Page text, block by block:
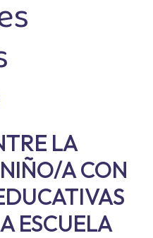
LA
A CON
ESCUELA